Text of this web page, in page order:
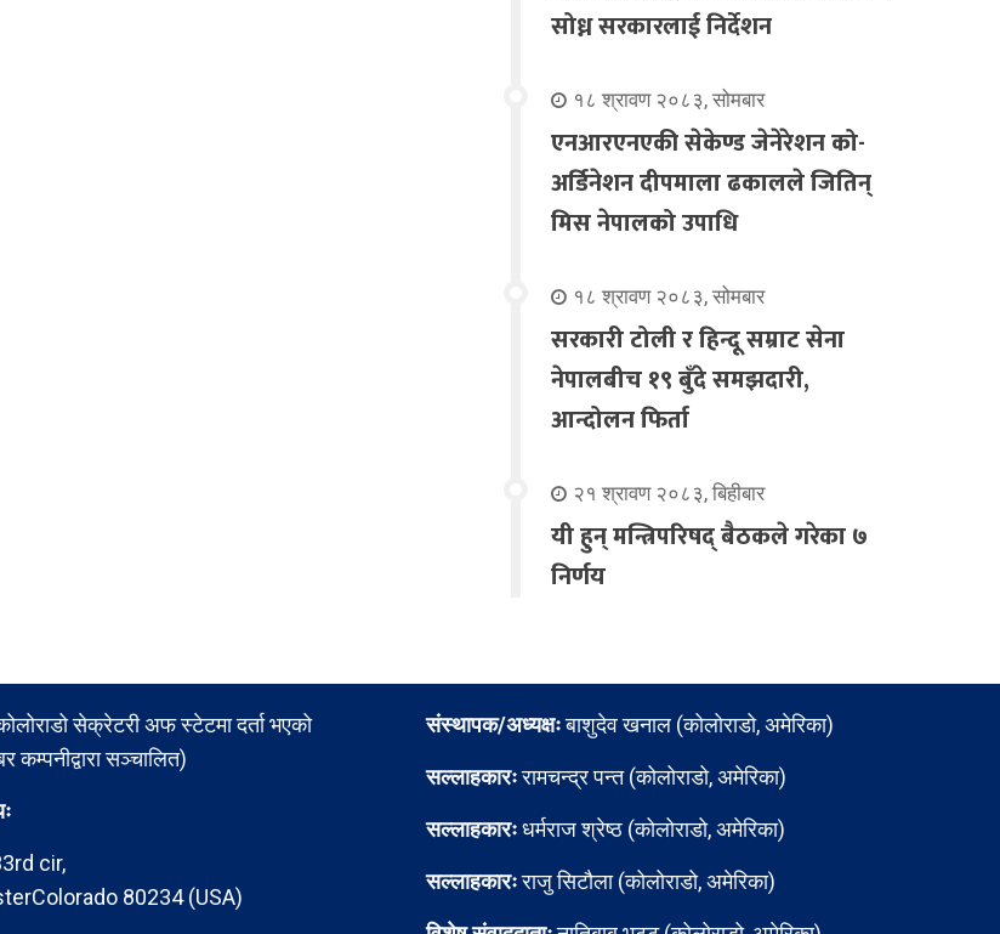
सोध्न सरकारलाई निर्देशन
१८ श्रावण २०८३, सोमबार
एनआरएनएकी सेकेण्ड जेनेरेशन को-
अर्डिनेशन दीपमाला ढकालले जितिन्
मिस नेपालको उपाधि
१८ श्रावण २०८३, सोमबार
सरकारी टोली र हिन्दू सम्राट सेना
नेपालबीच १९ बुँदे समझदारी,
आन्दोलन फिर्ता
२१ श्रावण २०८३, बिहीबार
यी हुन् मन्त्रिपरिषद् बैठकले गरेका ७
निर्णय
सेक्रेटरी अफ स्टेटमा दर्ता भएको
कम्पनीद्वारा सञ्चालित)
cir,
80234 (USA)
संस्थापक/अध्यक्षःबाशुदेव खनाल (कोलोराडो, अमेरिका)
सल्लाहकारःरामचन्द्र पन्त (कोलोराडो, अमेरिका)
सल्लाहकारःधर्मराज श्रेष्ठ (कोलोराडो, अमेरिका)
सल्लाहकारःराजु सिटौला (कोलोराडो, अमेरिका)